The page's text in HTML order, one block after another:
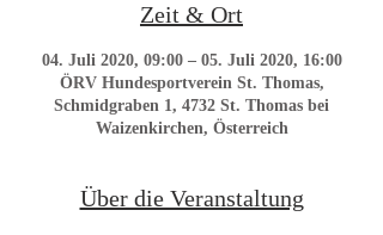
Zeit & Ort
04. Juli 2020, 09:00 – 05. Juli 2020, 16:00
ÖRV Hundesportverein St. Thomas,
Schmidgraben 1, 4732 St. Thomas bei
Waizenkirchen, Österreich
Über die Veranstaltung